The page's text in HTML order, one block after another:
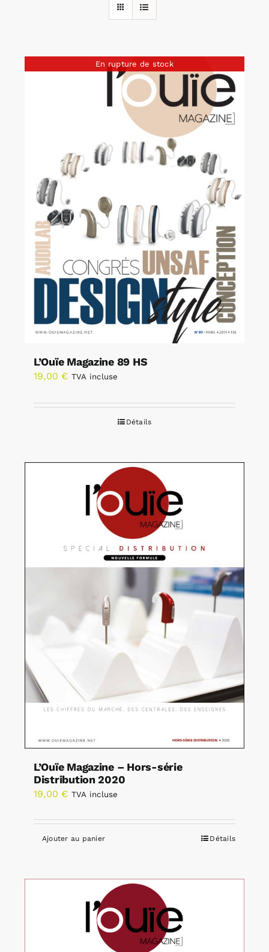
En rupture de stock
L’Ouïe Magazine 89 HS
19,00 € TVA incluse
Détails
L’Ouïe Magazine – Hors-série
Distribution 2020
19,00 € TVA incluse
Ajouter au panier Détails